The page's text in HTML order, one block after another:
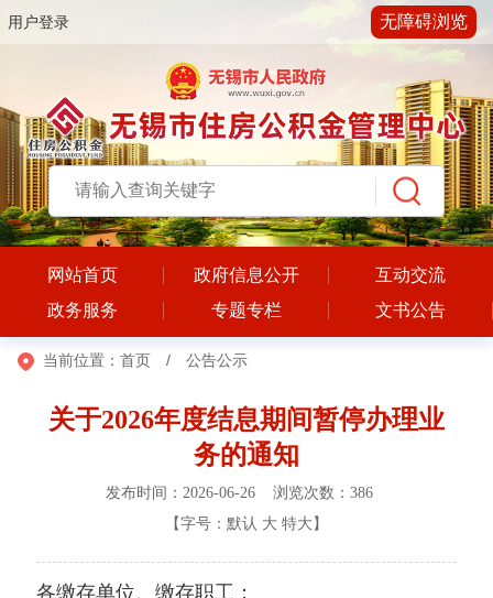
用户登录 无障碍浏览
网站首页 政府信息公开
互动交流
政务服务
专题专栏 文书公告
当前位置： 首页 / 公告公示
关于2026年度结息期间暂停办理业
务的通知
发布时间：2026-06-26 浏览次数： 386
【字号： 默认 大 特大 】
各缴存单位、缴存职工：